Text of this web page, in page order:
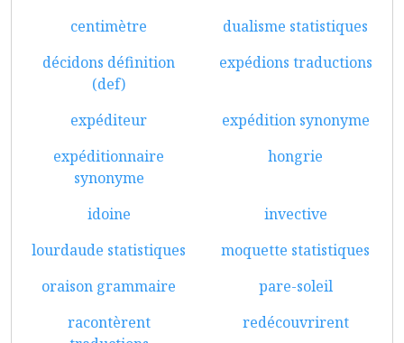
centimètre
dualisme statistiques
décidons définition
(def)
expédions traductions
expéditeur
expédition synonyme
expéditionnaire
synonyme
hongrie
idoine
invective
lourdaude statistiques
moquette statistiques
oraison grammaire
pare-soleil
racontèrent
redécouvrirent